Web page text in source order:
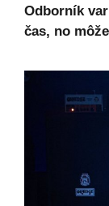
Odborník
čas, no